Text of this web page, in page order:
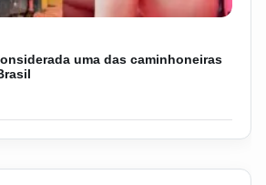
uma das caminhoneiras